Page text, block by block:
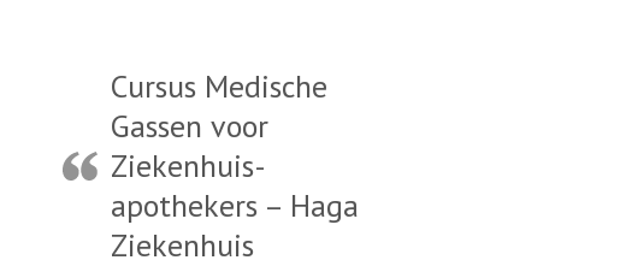
Cursus Medische
Gassen voor
Ziekenhuis-
apothekers – Haga
Ziekenhuis